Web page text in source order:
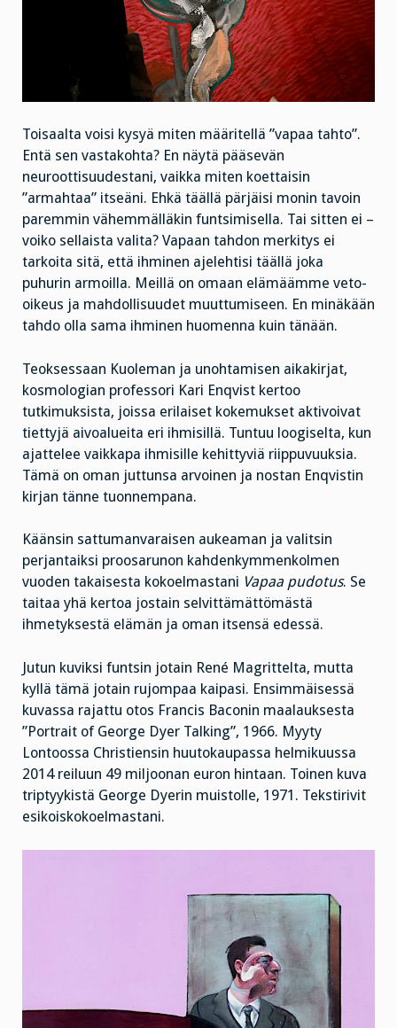
Toisaalta voisi kysyä miten määritellä ”vapaa tahto”.
Entä sen vastakohta? En näytä pääsevän
neuroottisuudestani, vaikka miten koettaisin
”armahtaa” itseäni. Ehkä täällä pärjäisi monin tavoin
paremmin vähemmälläkin funtsimisella. Tai sitten ei –
voiko sellaista valita? Vapaan tahdon merkitys ei
tarkoita sitä, että ihminen ajelehtisi täällä joka
puhurin armoilla. Meillä on omaan elämäämme veto-
oikeus ja mahdollisuudet muuttumiseen. En minäkään
tahdo olla sama ihminen huomenna kuin tänään.
Teoksessaan Kuoleman ja unohtamisen aikakirjat,
kosmologian professori Kari Enqvist kertoo
tutkimuksista, joissa erilaiset kokemukset aktivoivat
tiettyjä aivoalueita eri ihmisillä. Tuntuu loogiselta, kun
ajattelee vaikkapa ihmisille kehittyviä riippuvuuksia.
Tämä on oman juttunsa arvoinen ja nostan Enqvistin
kirjan tänne tuonnempana.
Käänsin sattumanvaraisen aukeaman ja valitsin
perjantaiksi proosarunon kahdenkymmenkolmen
vuoden takaisesta kokoelmastani Vapaa pudotus. Se
taitaa yhä kertoa jostain selvittämättömästä
ihmetyksestä elämän ja oman itsensä edessä.
Jutun kuviksi funtsin jotain René Magrittelta, mutta
kyllä tämä jotain rujompaa kaipasi. Ensimmäisessä
kuvassa rajattu otos Francis Baconin maalauksesta
”Portrait of George Dyer Talking”, 1966. Myyty
Lontoossa Christiensin huutokaupassa helmikuussa
2014 reiluun 49 miljoonan euron hintaan. Toinen kuva
triptyykistä George Dyerin muistolle, 1971. Tekstirivit
esikoiskokoelmastani.